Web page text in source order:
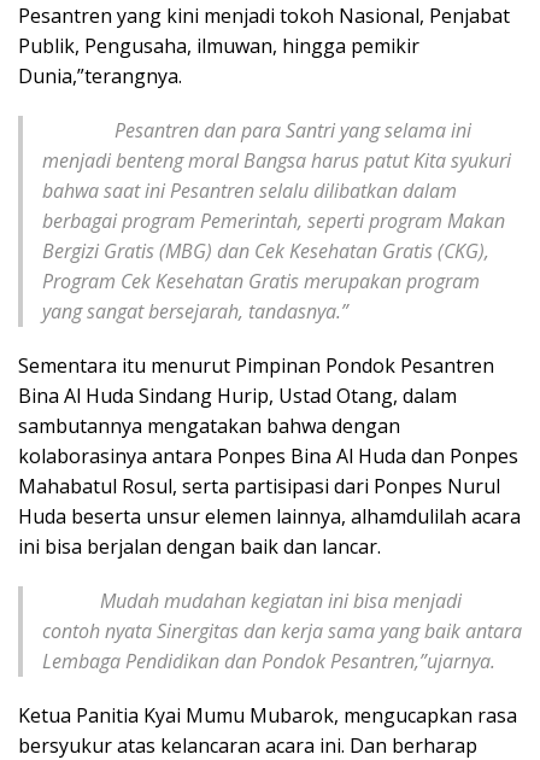
Pesantren yang kini menjadi tokoh Nasional, Penjabat
Publik, Pengusaha, ilmuwan, hingga pemikir
Dunia,”terangnya.
Pesantren dan para Santri yang selama ini
menjadi benteng moral Bangsa harus patut Kita syukuri
bahwa saat ini Pesantren selalu dilibatkan dalam
berbagai program Pemerintah, seperti program Makan
Bergizi Gratis (MBG) dan Cek Kesehatan Gratis (CKG),
Program Cek Kesehatan Gratis merupakan program
yang sangat bersejarah, tandasnya.”
Sementara itu menurut Pimpinan Pondok Pesantren
Bina Al Huda Sindang Hurip, Ustad Otang, dalam
sambutannya mengatakan bahwa dengan
kolaborasinya antara Ponpes Bina Al Huda dan Ponpes
Mahabatul Rosul, serta partisipasi dari Ponpes Nurul
Huda beserta unsur elemen lainnya, alhamdulilah acara
ini bisa berjalan dengan baik dan lancar.
Mudah mudahan kegiatan ini bisa menjadi
contoh nyata Sinergitas dan kerja sama yang baik antara
Lembaga Pendidikan dan Pondok Pesantren,”ujarnya.
Ketua Panitia Kyai Mumu Mubarok, mengucapkan rasa
bersyukur atas kelancaran acara ini. Dan berharap